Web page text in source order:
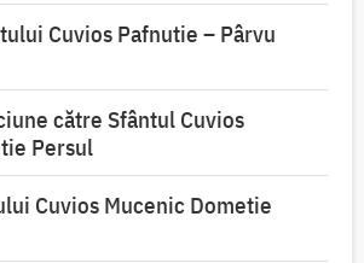
Cuvios Pafnutie – Pârvu
către Sfântul Cuvios
Persul
Cuvios Mucenic Dometie